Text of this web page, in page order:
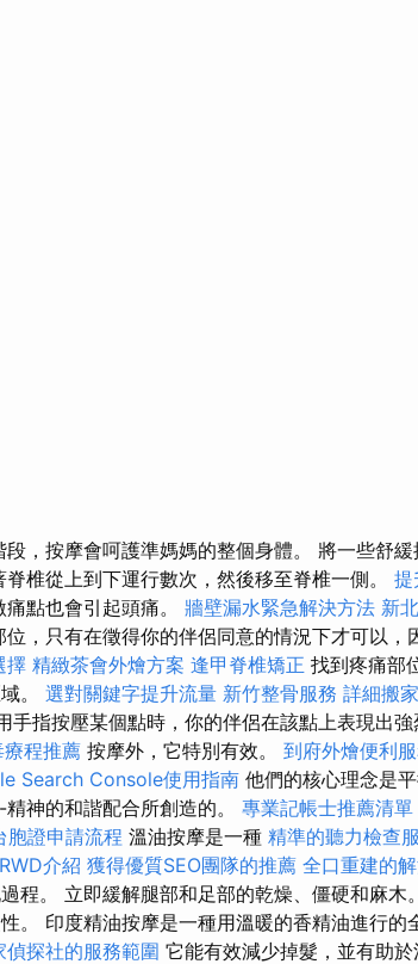
，按摩會呵護準媽媽的整個身體。 將一些舒
椎從上到下運行數次，然後移至脊椎一側。 提
點也會引起頭痛。 牆壁漏水緊急解決方法 新
，只有在徵得你的伴侶同意的情況下才可以，
擇 精緻茶會外燴方案 逢甲脊椎矯正 找到疼痛部
。 選對關鍵字提升流量 新竹整骨服務 詳細搬
手指按壓某個點時，你的伴侶在該點上表現出
程推薦 按摩外，它特別有效。 到府外燴便利
Search Console使用指南 他們的核心理念是
神的和諧配合所創造的。 專業記帳士推薦清單
胞證申請流程 溫油按摩是一種 精準的聽力檢查
介紹 獲得優質SEO團隊的推薦 全口重建的
程。 立即緩解腿部和足部的乾燥、僵硬和麻木
。 印度精油按摩是一種用溫暖的香精油進行的
偵探社的服務範圍 它能有效減少掉髮，並有助於